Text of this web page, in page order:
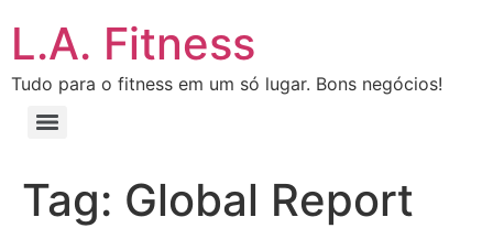
L.A. Fitness
Tudo para o fitness em um só lugar. Bons negócios!
Tag: Global Report